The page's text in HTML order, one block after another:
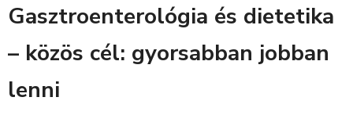
Gasztroenterológia és dietetika
– közös cél: gyorsabban jobban
lenni